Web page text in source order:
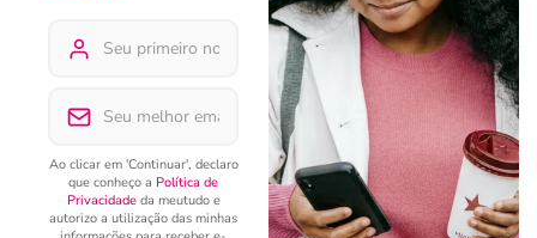
Ao clicar em 'Continuar', declaro
que conheço a Política de
Privacidadeda meutudo e
autorizo a utilização das minhas